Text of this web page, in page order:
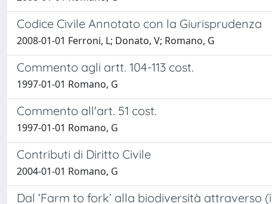
Codice Civile Annotato con la Giurisprudenza
2008-01-01 Ferroni, L; Donato, V; Romano, G
Commento agli artt. 104-113 cost.
1997-01-01 Romano, G
Commento all'art. 51 cost.
1997-01-01 Romano, G
Contributi di Diritto Civile
2004-01-01 Romano, G
Dal ‘Farm to fork’ alla biodiversità attraverso